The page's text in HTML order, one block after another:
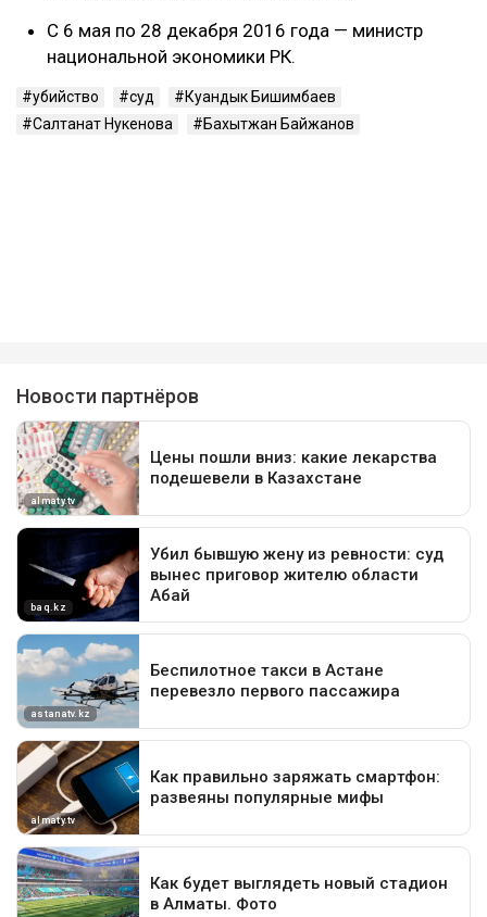
С 6 мая по 28 декабря 2016 года — министр
национальной экономики РК.
убийство суд
Куандык Бишимбаев
Салтанат Нукенова
Бахытжан Байжанов